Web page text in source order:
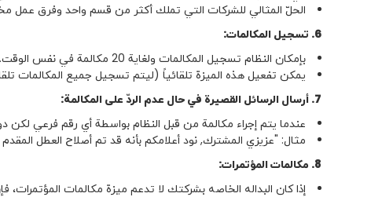
الحلّ المثالي للشركات التي تملك أكثر من قسم واحد وفرق عمل
6. تسجيل المكالمات:
بإمكان النظام تسجيل المكالمات ولغاية 20 مكالمة في نفس الوقت.
يمكن تفعيل هذه الميزة تلقائياً (ليتم تسجيل جميع المكالمات
7. أرسال الرسائل القصيرة في حال عدم الردّ على المكالمة:
عندما يتم إجراء مكالمة من قبل النظام بواسطة أي رقم فرعي
مثال: "عزيزي المشترك, نود أعلامكم بأنه قد تم أصلاح العطل
8. مكالمات المؤتمرات:
إذا كان البداله الخاصه بشركتك لا تدعم ميزة مكالمات المؤتمرات، فإن نظام